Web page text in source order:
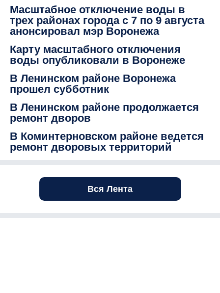
Масштабное отключение воды в
трех районах города с 7 по 9 августа
анонсировал мэр Воронежа
Карту масштабного отключения
воды опубликовали в Воронеже
В Ленинском районе Воронежа
прошел субботник
В Ленинском районе продолжается
ремонт дворов
В Коминтерновском районе ведется
ремонт дворовых территорий
Вся Лента